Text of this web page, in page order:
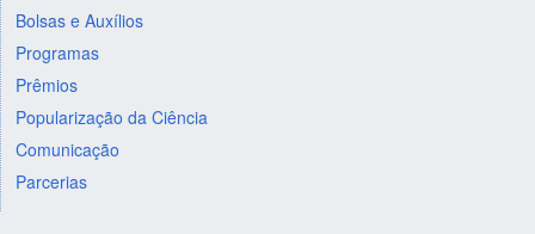
Bolsas e Auxílios
Programas
Prêmios
Popularização da Ciência
Comunicação
Parcerias